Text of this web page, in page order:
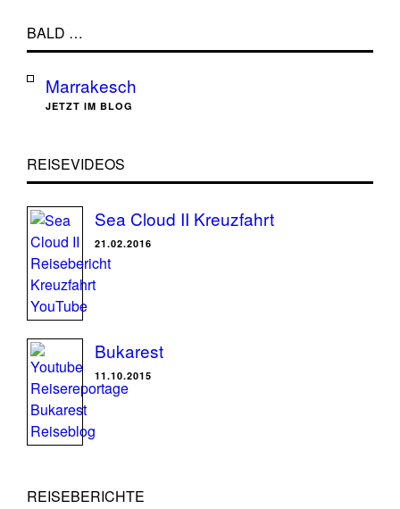
BALD …
Marrakesch
JETZT IM BLOG
REISEVIDEOS
Sea Cloud II Kreuzfahrt
21.02.2016
Bukarest
11.10.2015
REISEBERICHTE